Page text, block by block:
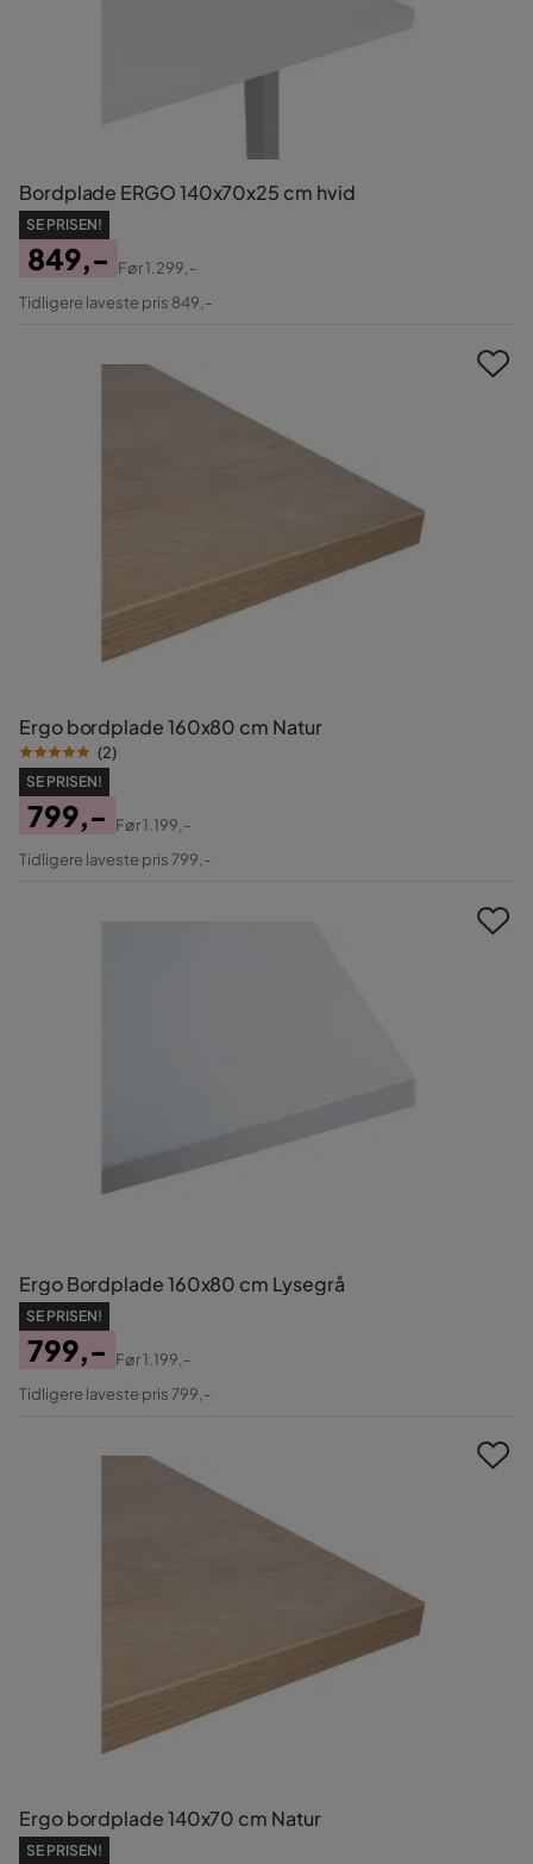
Bordplade ERGO 140x70x25 cm hvid
SE PRISEN!
Pris
849,-
Original
Før1.299,-
Tidligere laveste pris 849,-
Ergo bordplade 160x80 cm Natur
(2)
SE PRISEN!
Pris
799,-
Original
Før1.199,-
Tidligere laveste pris 799,-
Ergo Bordplade 160x80 cm Lysegrå
SE PRISEN!
Pris
799,-
Original
Før1.199,-
Tidligere laveste pris 799,-
Ergo bordplade 140x70 cm Natur
SE PRISEN!